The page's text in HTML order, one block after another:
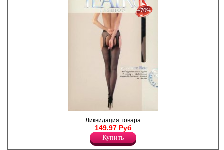
Соблазнительные колготки -
чулки в микросетку с
эффектным
поддерживающим поясом на
талии, плоский шов,
с 22-07-2026 по 28-07-2026
с 29-07-2026 по 04-08-2026
с 05-08-2026 по 11-08-2026
−70%
Ликвидация товара
149.97 Руб
Купить